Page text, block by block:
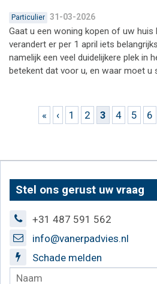
Particulier 31-03-2026
Gaat u een woning kopen of uw huis
verandert er per 1 april iets
namelijk een veel duidelijkere plek in
betekent dat voor u, en waar moet u
Pagina's
« ‹ 1 2 3 4 5 6
Stel ons gerust uw vraag
+31 487 591 562
info@vanerpadvies.nl
Schade melden